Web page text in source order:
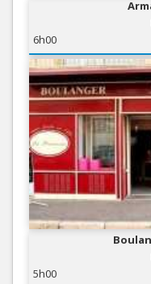
6h00
5h00